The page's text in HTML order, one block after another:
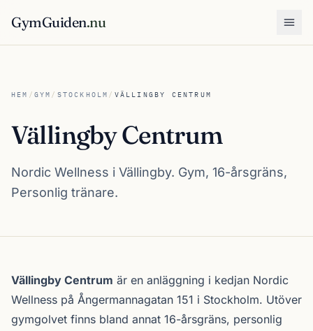
GymGuiden.nu
HEM / GYM / STOCKHOLM / VÄLLINGBY CENTRUM
Vällingby Centrum
Nordic Wellness i Vällingby. Gym, 16-årsgräns,
Personlig tränare.
Om Vällingby Centrum
Vällingby Centrum är en anläggning i kedjan Nordic
Wellness på Ångermannagatan 151 i Stockholm. Utöver
gymgolvet finns bland annat 16-årsgräns, personlig